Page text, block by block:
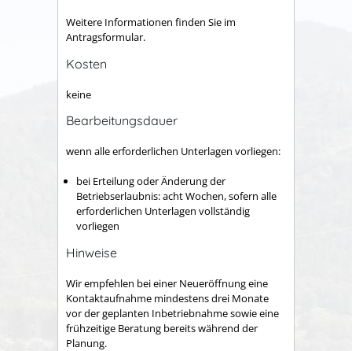
Weitere Informationen finden Sie im
Antragsformular.
Kosten
keine
Bearbeitungsdauer
wenn alle erforderlichen Unterlagen vorliegen:
bei Erteilung oder Änderung der
Betriebserlaubnis: acht Wochen, sofern alle
erforderlichen Unterlagen vollständig
vorliegen
Hinweise
Wir empfehlen bei einer Neueröffnung eine
Kontaktaufnahme mindestens drei Monate
vor der geplanten Inbetriebnahme sowie eine
frühzeitige Beratung bereits während der
Planung.